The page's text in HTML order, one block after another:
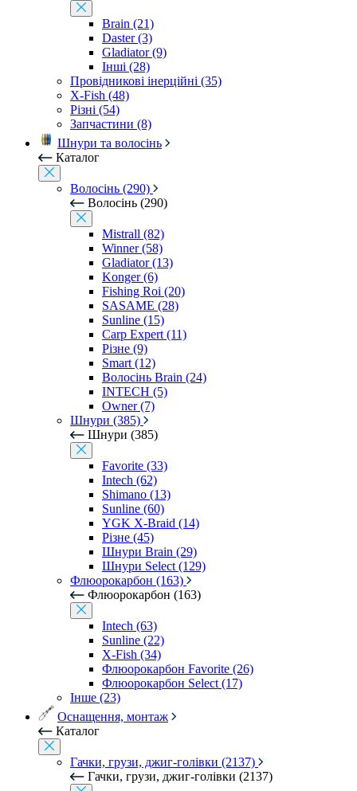
Brain (21)
Daster (3)
Gladiator (9)
Інші (28)
Провідникові інерційні (35)
X-Fish (48)
Різні (54)
Запчастини (8)
Шнури та волосінь
Каталог
Волосінь (290)
Волосінь (290)
Mistrall (82)
Winner (58)
Gladiator (13)
Konger (6)
Fishing Roi (20)
SASAME (28)
Sunline (15)
Carp Expert (11)
Різне (9)
Smart (12)
Волосінь Brain (24)
INTECH (5)
Owner (7)
Шнури (385)
Шнури (385)
Favorite (33)
Intech (62)
Shimano (13)
Sunline (60)
YGK X-Braid (14)
Різне (45)
Шнури Brain (29)
Шнури Select (129)
Флюорокарбон (163)
Флюорокарбон (163)
Intech (63)
Sunline (22)
X-Fish (34)
Флюорокарбон Favorite (26)
Флюорокарбон Select (17)
Інше (23)
Оснащення, монтаж
Каталог
Гачки, грузи, джиг-голівки (2137)
Гачки, грузи, джиг-голівки (2137)